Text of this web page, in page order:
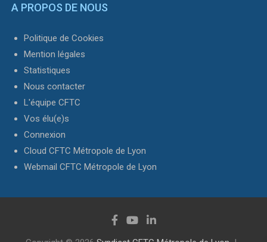
A PROPOS DE NOUS
Politique de Cookies
Mention légales
Statistiques
Nous contacter
L'équipe CFTC
Vos élu(e)s
Connexion
Cloud CFTC Métropole de Lyon
Webmail CFTC Métropole de Lyon